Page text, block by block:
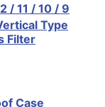
/ 11 / 10 / 9
Type
Filter
Case